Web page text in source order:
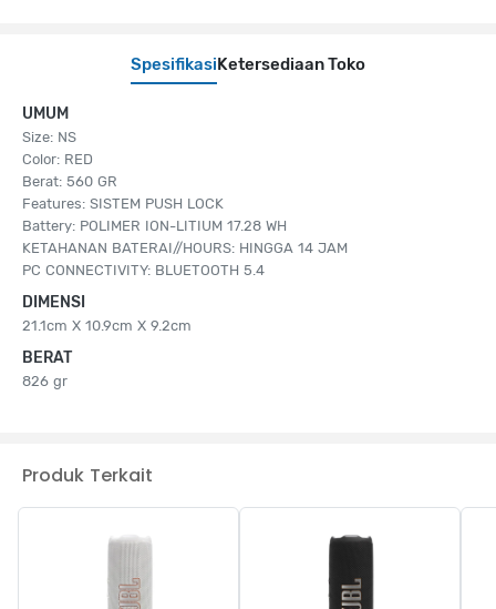
SpesifikasiKetersediaan Toko
UMUM
Size: NS
Color: RED
Berat: 560 GR
Features: SISTEM PUSH LOCK
Battery: POLIMER ION-LITIUM 17.28 WH
KETAHANAN BATERAI//HOURS: HINGGA 14 JAM
PC CONNECTIVITY: BLUETOOTH 5.4
DIMENSI
21.1cm X 10.9cm X 9.2cm
BERAT
826 gr
Produk Terkait